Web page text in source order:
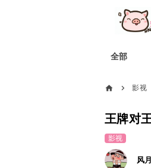
全部
home chevron_right 影视
王牌对
影视
风